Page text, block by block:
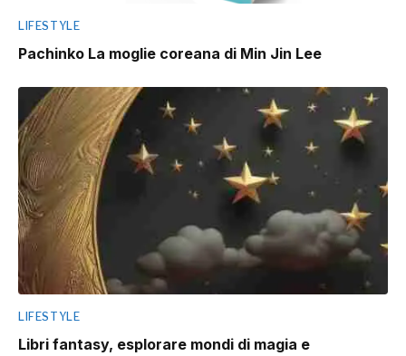
LIFESTYLE
Pachinko La moglie coreana di Min Jin Lee
LIFESTYLE
Libri fantasy, esplorare mondi di magia e